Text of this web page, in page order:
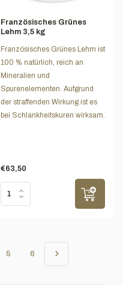
Französisches Grünes
Lehm 3,5 kg
Französisches Grünes Lehm ist
100 % natürlich, reich an
Mineralien und
Spurenelementen. Aufgrund
der straffenden Wirkung ist es
bei Schlankheitskuren wirksam.
€63,50
5 6